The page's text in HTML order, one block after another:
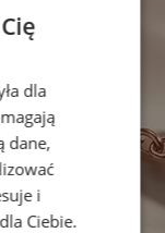
dla
dane,
i
Ciebie.